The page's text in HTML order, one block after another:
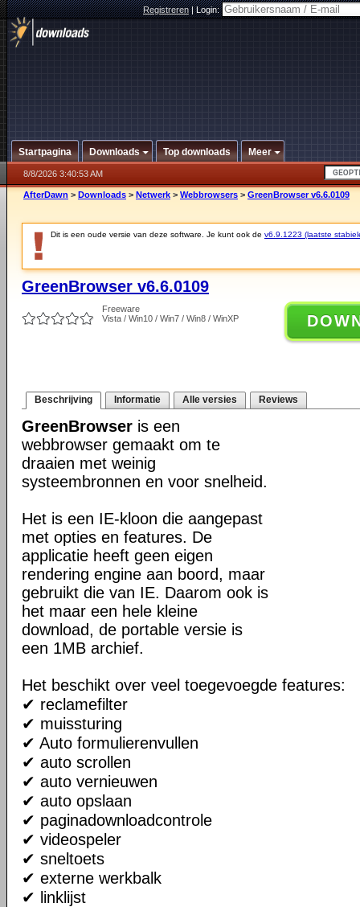
Registreren|Login:
Startpagina Downloads Top downloads Meer
8/8/2026 3:40:53 AM
AfterDawn > Downloads > Netwerk > Webbrowsers > GreenBrowser v6.6.0109
Dit is een oude versie van deze software. Je kunt ook de v6.9.1223 (laatste
GreenBrowser v6.6.0109
Freeware
Vista / Win10 / Win7 / Win8 / WinXP
Beschrijving Informatie Alle versies Reviews
GreenBrowser is een
webbrowser gemaakt om te
draaien met weinig
systeembronnen en voor snelheid.
Het is een IE-kloon die aangepast
met opties en features. De
applicatie heeft geen eigen
rendering engine aan boord, maar
gebruikt die van IE. Daarom ook is
het maar een hele kleine
download, de portable versie is
een 1MB archief.
Het beschikt over veel toegevoegde features:
✔ reclamefilter
✔ muissturing
✔ Auto formulierenvullen
✔ auto scrollen
✔ auto vernieuwen
✔ auto opslaan
✔ paginadownloadcontrole
✔ videospeler
✔ sneltoets
✔ externe werkbalk
✔ linklijst